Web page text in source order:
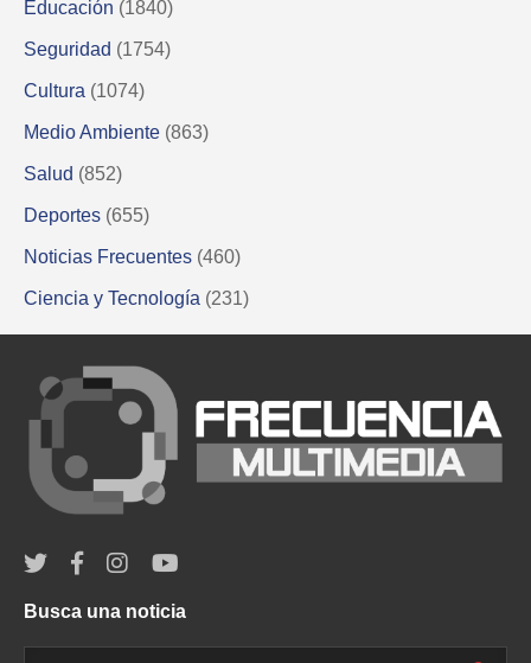
Educación (1840)
Seguridad (1754)
Cultura (1074)
Medio Ambiente (863)
Salud (852)
Deportes (655)
Noticias Frecuentes (460)
Ciencia y Tecnología (231)
Busca una noticia